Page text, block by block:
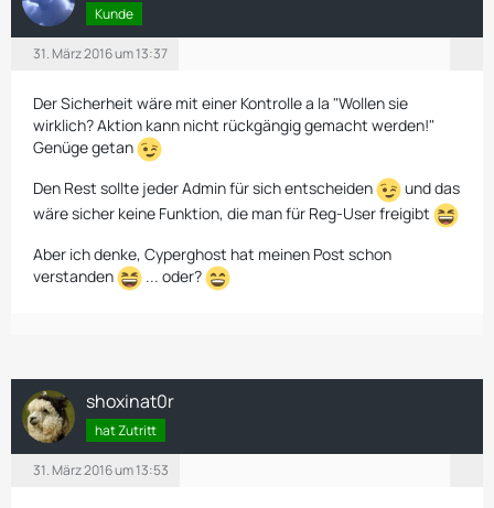
Kunde
31. März 2016 um 13:37
Der Sicherheit wäre mit einer Kontrolle a la "Wollen sie
wirklich? Aktion kann nicht rückgängig gemacht werden!"
Genüge getan
Den Rest sollte jeder Admin für sich entscheiden
und das
wäre sicher keine Funktion, die man für Reg-User freigibt
Aber ich denke, Cyperghost hat meinen Post schon
verstanden
... oder?
shoxinat0r
hat Zutritt
31. März 2016 um 13:53